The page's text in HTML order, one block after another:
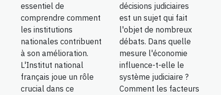
essentiel de
comprendre comment
les institutions
nationales contribuent
à son amélioration.
L'Institut national
français joue un rôle
crucial dans ce
décisions judiciaires
est un sujet qui fait
l'objet de nombreux
débats. Dans quelle
mesure l'économie
influence-t-elle le
système judiciaire ?
Comment les facteurs